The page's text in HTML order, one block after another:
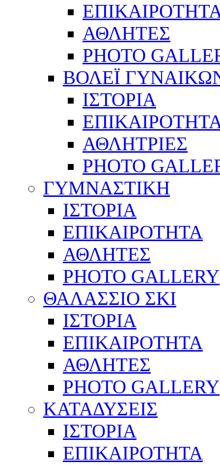
ΑΘΛΗΤΕΣ
PHOTO
ΒΟΛΕΪ
ΙΣΤΟΡΙΑ
ΑΘΛΗΤΡΙΕΣ
PHOTO
ΓΥΜΝΑΣΤΙΚΗ
ΙΣΤΟΡΙΑ
ΕΠΙΚΑΙΡΟΤΗΤΑ
ΑΘΛΗΤΕΣ
PHOTO GALLERY
ΘΑΛΑΣΣΙΟ ΣΚΙ
ΙΣΤΟΡΙΑ
ΕΠΙΚΑΙΡΟΤΗΤΑ
ΑΘΛΗΤΕΣ
PHOTO GALLERY
ΚΑΤΑΔΥΣΕΙΣ
ΙΣΤΟΡΙΑ
ΕΠΙΚΑΙΡΟΤΗΤΑ